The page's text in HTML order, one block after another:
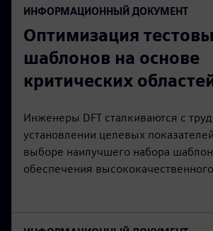
ИНФОРМАЦИОННЫЙ ДОКУМЕНТ
Оптимизация
шаблонов на основе
критических
Инженеры DFT сталкиваются с
установлении целевых
выборе наилучшего набора
обеспечения